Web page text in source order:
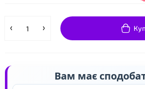
Вам має